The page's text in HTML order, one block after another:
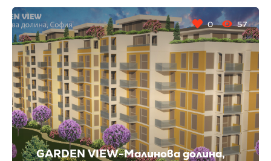
GARDEN VIEW-Малинова долина,
0 57